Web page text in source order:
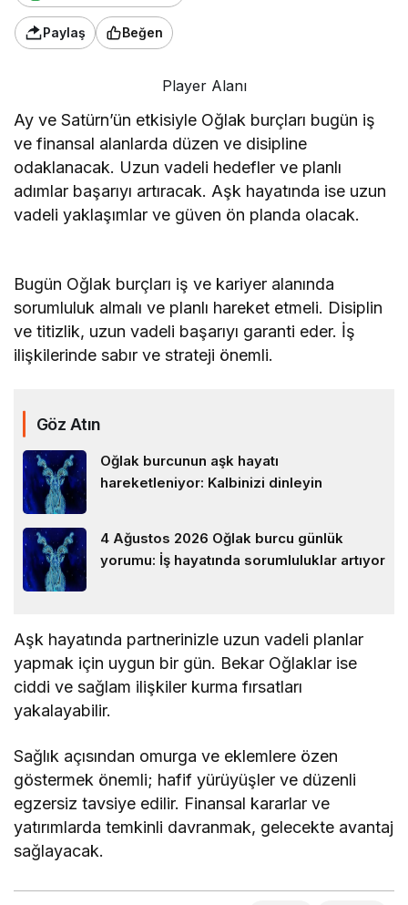
Paylaş Beğen
Player Alanı
Ay ve Satürn’ün etkisiyle Oğlak burçları bugün iş
ve finansal alanlarda düzen ve disipline
odaklanacak. Uzun vadeli hedefler ve planlı
adımlar başarıyı artıracak. Aşk hayatında ise uzun
vadeli yaklaşımlar ve güven ön planda olacak.
Bugün Oğlak burçları iş ve kariyer alanında
sorumluluk almalı ve planlı hareket etmeli. Disiplin
ve titizlik, uzun vadeli başarıyı garanti eder. İş
ilişkilerinde sabır ve strateji önemli.
Göz Atın
Oğlak burcunun aşk hayatı
hareketleniyor: Kalbinizi dinleyin
4 Ağustos 2026 Oğlak burcu günlük
yorumu: İş hayatında sorumluluklar artıyor
Aşk hayatında partnerinizle uzun vadeli planlar
yapmak için uygun bir gün. Bekar Oğlaklar ise
ciddi ve sağlam ilişkiler kurma fırsatları
yakalayabilir.
Sağlık açısından omurga ve eklemlere özen
göstermek önemli; hafif yürüyüşler ve düzenli
egzersiz tavsiye edilir. Finansal kararlar ve
yatırımlarda temkinli davranmak, gelecekte avantaj
sağlayacak.